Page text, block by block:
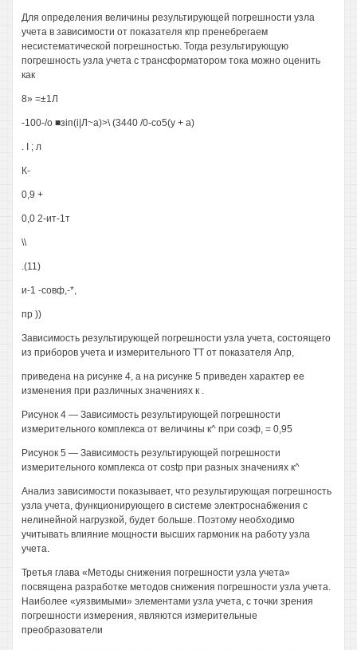
Для определения величины результирующей погрешности узла
учета в зависимости от показателя кпр пренебрегаем
несистематической погрешностью. Тогда результирующую
погрешность узла учета с трансформатором тока можно оценить
как
8» =±1Л
-100-/о ■зіп(і|Л~а)>\ (3440 /0-со5(у + а)
. I ; л
К-
0,9 +
0,0 2-ит-1т
\\
.(11)
и-1 -совф,-*,
пр ))
Зависимость результирующей погрешности узла учета, состоящего
из приборов учета и измерительного ТТ от показателя Апр,
приведена на рисунке 4, а на рисунке 5 приведен характер ее
изменения при различных значениях к .
Рисунок 4 — Зависимость результирующей погрешности
измерительного комплекса от величины к^ при соэф, = 0,95
Рисунок 5 — Зависимость результирующей погрешности
измерительного комплекса от costp при разных значениях к^
Анализ зависимости показывает, что результирующая погрешность
узла учета, функционирующего в системе электроснабжения с
нелинейной нагрузкой, будет больше. Поэтому необходимо
учитывать влияние мощности высших гармоник на работу узла
учета.
Третья глава «Методы снижения погрешности узла учета»
посвящена разработке методов снижения погрешности узла учета.
Наиболее «уязвимыми» элементами узла учета, с точки зрения
погрешности измерения, являются измерительные
преобразователи